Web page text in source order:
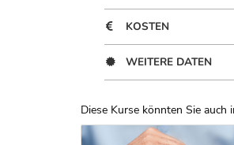
KOSTEN
WEITERE DATEN
Diese Kurse könnten Sie auch
Uber